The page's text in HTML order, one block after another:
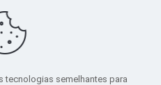
tecnologias semelhantes para